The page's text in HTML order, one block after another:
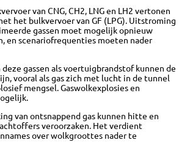
van CNG, CH2, LNG en LH2 vertonen
het bulkvervoer van GF (LPG). Uitstroming
gassen moet mogelijk opnieuw
en scenariofrequenties moeten nader
gassen als voertuigbrandstof kunnen de
vooral als gas zich met lucht in de tunnel
mengsel. Gaswolkexplosies en
van ontsnappend gas kunnen hitte en
veroorzaken. Het verdient
over wolkgroottes nader te